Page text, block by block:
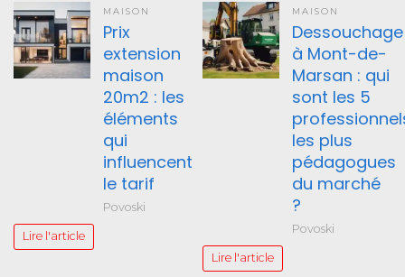
MAISON
Prix
extension
maison
20m2 : les
éléments
qui
influencent
le tarif
Povoski
Lire l'article
MAISON
Dessouchage
à Mont-de-
Marsan : qui
sont les 5
les plus
pédagogues
du marché
?
Povoski
Lire l'article